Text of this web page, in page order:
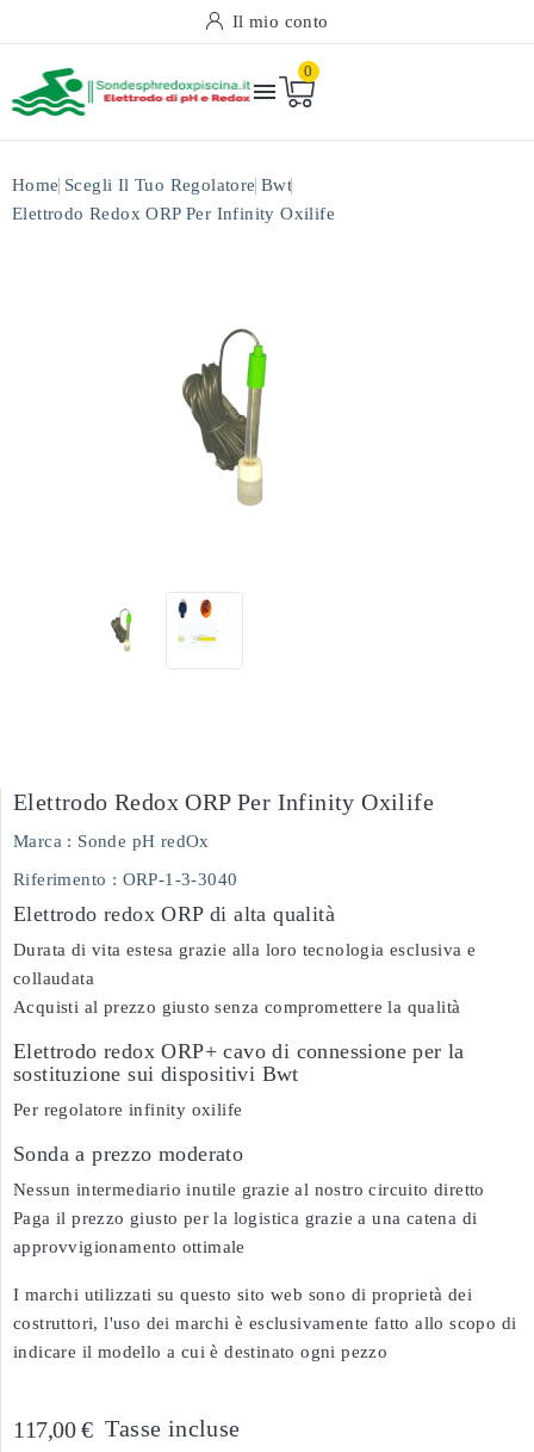
Il mio conto

0
Home Scegli Il Tuo Regolatore Bwt
Elettrodo Redox ORP Per Infinity Oxilife
Elettrodo Redox ORP Per Infinity Oxilife
Marca : Sonde pH redOx
Riferimento : ORP-1-3-3040
Elettrodo redox ORP di alta qualità
Durata di vita estesa grazie alla loro tecnologia esclusiva e
collaudata
Acquisti al prezzo giusto senza compromettere la qualità
Elettrodo redox ORP+ cavo di connessione per la
sostituzione sui dispositivi Bwt
Per regolatore infinity oxilife
Sonda a prezzo moderato
Nessun intermediario inutile grazie al nostro circuito diretto
Paga il prezzo giusto per la logistica grazie a una catena di
approvvigionamento ottimale
I marchi utilizzati su questo sito web sono di proprietà dei
costruttori, l'uso dei marchi è esclusivamente fatto allo scopo di
indicare il modello a cui è destinato ogni pezzo
117,00 € Tasse incluse